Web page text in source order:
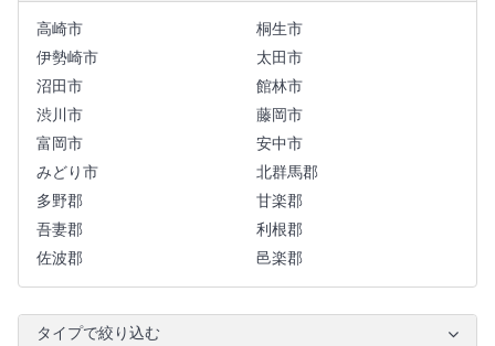
高崎市
桐生市
伊勢崎市
太田市
沼田市
館林市
渋川市
藤岡市
富岡市
安中市
みどり市
北群馬郡
多野郡
甘楽郡
吾妻郡
利根郡
佐波郡
邑楽郡
タイプで絞り込む